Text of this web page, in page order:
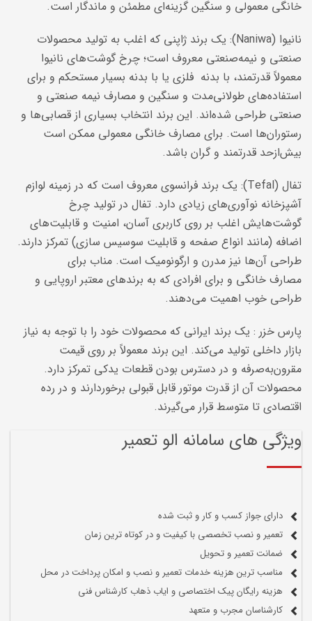
خانگی معمولی و سنگین گزینه‌ای مطمئن و ماندگار است.
نانیوا (Naniwa): یک برند ژاپنی که اغلب به تولید محصولات
صنعتی و نیمه‌صنعتی معروف است؛ چرخ گوشت‌های نانیوا
معمولاً قدرتمند، با بدنه فلزی یا با بدنه بسیار مستحکم و برای
استفاده‌های طولانی‌مدت و سنگین و مصارف نیمه‌ صنعتی و
صنعتی طراحی شده‌اند. این برند انتخاب بسیاری از قصابی‌ها و
رستوران‌ها است. برای مصارف خانگی معمولی ممکن است
بیش‌ازحد قدرتمند و گران باشد.
تفال (Tefal): یک برند فرانسوی معروف است که در زمینه لوازم
آشپزخانه نوآوری‌های زیادی دارد. تفال در تولید چرخ
گوشت‌هایش اغلب بر روی کاربری آسان، امنیت و قابلیت‌های
اضافه (مانند انواع صفحه و قابلیت سوسیس سازی) تمرکز دارند.
طراحی آن‌ها نیز مدرن و ارگونومیک است. مناب برای
مصارف خانگی و برای افرادی که به برندهای معتبر اروپایی و
طراحی خوب اهمیت می‌دهند.
پارس خزر : یک برند ایرانی که محصولات خود را با توجه به نیاز
بازار داخلی تولید می‌کند. این برند معمولاً بر روی قیمت
مقرون‌به‌صرفه و در دسترس بودن قطعات یدکی تمرکز دارد.
محصولات آن از قدرت موتور قابل قبولی برخوردارند و در رده
اقتصادی تا متوسط قرار می‌گیرند.
ویژگی های سامانه الو تعمیر
دارای جواز کسب و کار و ثبت شده
تعمیر و نصب تخصصی با کیفیت و در کوتاه ترین زمان
ضمانت تعمیر و تحویل
مناسب ترین هزینه خدمات تعمیر و نصب و امکان پرداخت در محل
هزینه رایگان پیک اختصاصی و ایاب ذهاب کارشناس فنی
کارشناسان مجرب و متعهد